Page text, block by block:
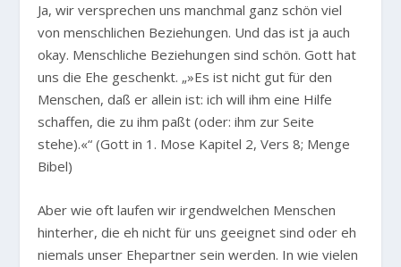
Ja, wir versprechen uns manchmal ganz schön viel
von menschlichen Beziehungen. Und das ist ja auch
okay. Menschliche Beziehungen sind schön. Gott hat
uns die Ehe geschenkt. „»Es ist nicht gut für den
Menschen, daß er allein ist: ich will ihm eine Hilfe
schaffen, die zu ihm paßt (oder: ihm zur Seite
stehe).«“ (Gott in 1. Mose Kapitel 2, Vers 8; Menge
Bibel)
Aber wie oft laufen wir irgendwelchen Menschen
hinterher, die eh nicht für uns geeignet sind oder eh
niemals unser Ehepartner sein werden. In wie vielen